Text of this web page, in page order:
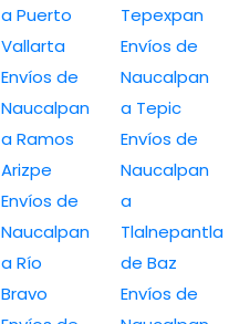
a Puerto
Vallarta
Envíos de
Naucalpan
a Ramos
Arizpe
Envíos de
Naucalpan
a Río
Bravo
Tepexpan
Envíos de
Naucalpan
a Tepic
Envíos de
Naucalpan
a
Tlalnepantla
de Baz
Envíos de